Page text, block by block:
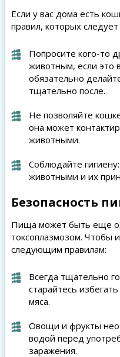
Если у вас дома есть
правил, которых
Попросите кого-то
животным, если это
обязательно
тщательно после.
Не позволяйте
она может
животными.
Соблюдайте
животными и их
Безопасность
Пища может быть еще
токсоплазмозом. Чтобы
следующим правилам:
Всегда тщательно
старайтесь
мяса.
Овощи и фрукты
водой перед
заражения.